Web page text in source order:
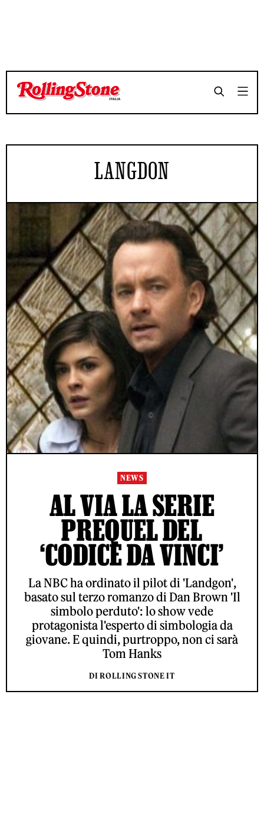
LANGDON
NEWS
AL VIA LA SERIE
PREQUEL DEL
‘CODICE DA VINCI’
La NBC ha ordinato il pilot di 'Landgon',
basato sul terzo romanzo di Dan Brown 'Il
simbolo perduto': lo show vede
protagonista l'esperto di simbologia da
giovane. E quindi, purtroppo, non ci sarà
Tom Hanks
DI ROLLING STONE IT